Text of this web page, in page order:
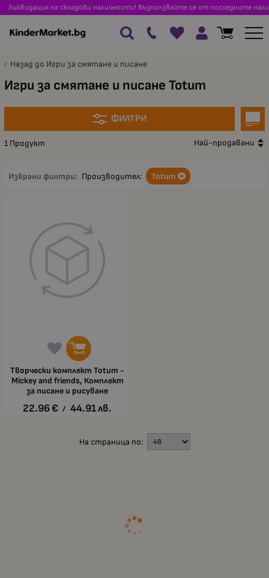
Ликвидация на складови наличности! Възползвайте се от последните
Назад до Игри за смятане и писане
Игри за смятане и писане Totum
ФИЛТРИ
1 Продукт Най-продавани
Избрани филтри: Производител: Totum
Творчески комплект Totum -
Mickey and friends, Комплект
за писане и рисуване
22.96€ / 44.91лв.
На страница по: